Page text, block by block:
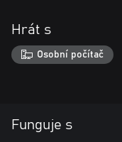
"Pixel Master" Nameplate
and more!
Hrát s
Osobní počítač
Funguje s